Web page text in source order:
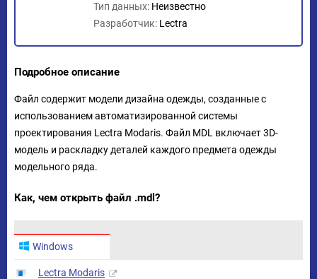
Тип данных: Неизвестно
Разработчик: Lectra
Подробное описание
Файл содержит модели дизайна одежды, созданные с
использованием автоматизированной системы
проектирования Lectra Modaris. Файл MDL включает 3D-
модель и раскладку деталей каждого предмета одежды
модельного ряда.
Как, чем открыть файл .mdl?
Windows
Lectra Modaris